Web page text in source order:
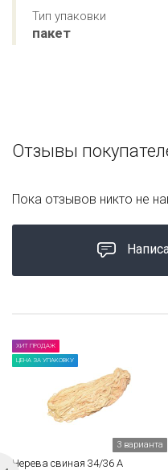
Тип упаковки
пакет
Отзывы
Пока отзывов никто не
ХИТ ПРОДАЖ
ЦЕНА ЗА УПАКОВКУ
3 варианта
Черева свиная 34/36 А